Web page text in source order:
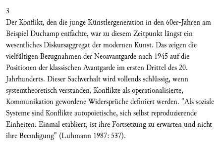
3
Der Konflikt, den die junge Künstlergeneration in den 60er-Jahren am
Beispiel Duchamp entfachte, war zu diesem Zeitpunkt längst ein
wesentliches Diskursaggregat der modernen Kunst. Das zeigen die
vielfältigen Bezugnahmen der Neoavantgarde nach 1945 auf die
Positionen der klassischen Avantgarde im ersten Drittel des 20.
Jahrhunderts. Dieser Sachverhalt wird vollends schlüssig, wenn
systemtheoretisch verstanden, Konflikte als operationalisierte,
Kommunikation gewordene Widersprüche definiert werden. "Als soziale
Systeme sind Konflikte autopoietische, sich selbst reproduzierende
Einheiten. Einmal etabliert, ist ihre Fortsetzung zu erwarten und nicht
ihre Beendigung" (Luhmann 1987: 537).